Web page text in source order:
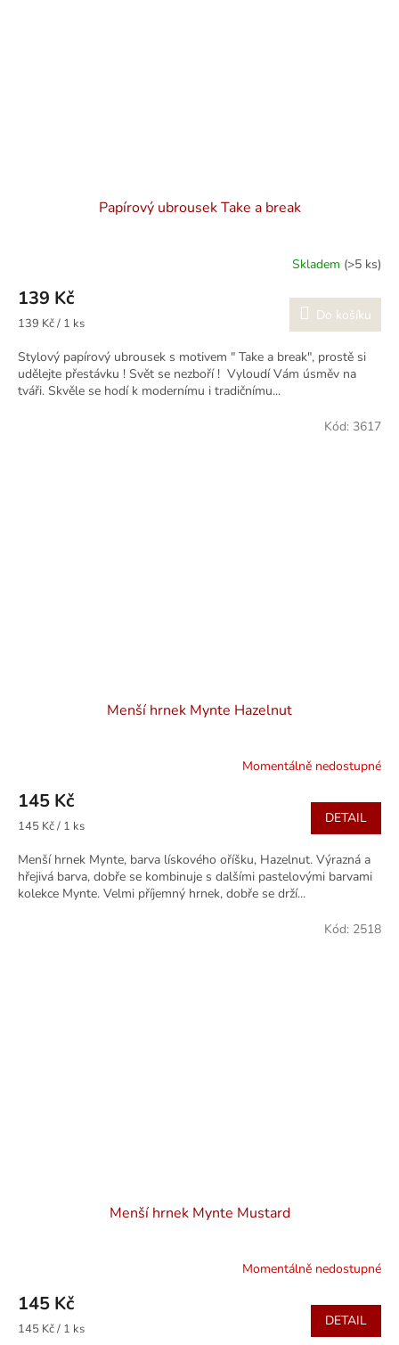
Papírový ubrousek Take a break
Skladem (>5 ks)
139 Kč
Měrná
139 Kč / 1 ks Do košíku
Stylový papírový ubrousek s motivem " Take a break", prostě si
udělejte přestávku ! Svět se nezboří ! Vyloudí Vám úsměv na
tváři. Skvěle se hodí k modernímu i tradičnímu...
Menší hrnek Mynte Hazelnut
Momentálně nedostupné
145 Kč
Měrná
145 Kč / 1 ks DETAIL
Menší hrnek Mynte, barva lískového oříšku, Hazelnut. Výrazná a
hřejivá barva, dobře se kombinuje s dalšími pastelovými barvami
kolekce Mynte. Velmi příjemný hrnek, dobře se drží...
Kód: 3617
Menší hrnek Mynte Mustard
Momentálně nedostupné
145 Kč
Měrná
145 Kč / 1 ks DETAIL
Kód: 2518